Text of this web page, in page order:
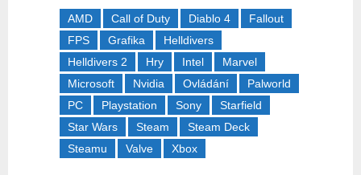
AMD Call of Duty Diablo 4
Fallout
FPS
Grafika
Helldivers
Helldivers 2
Hry Intel
Marvel
Microsoft
Nvidia Ovládání
Palworld
PC
Playstation Sony
Starfield
Star Wars
Steam
Steam Deck
Steamu
Valve Xbox